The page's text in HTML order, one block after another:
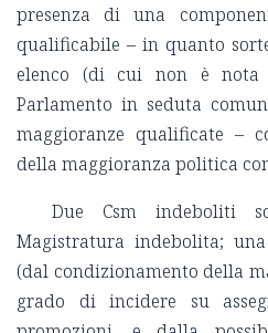
presenza di una
qualificabile – in quanto
elenco (di cui non è nota
Parlamento in seduta
maggioranze qualificate –
della maggioranza politica
Due Csm indeboliti
Magistratura indebolita;
(dal condizionamento della
grado di incidere su